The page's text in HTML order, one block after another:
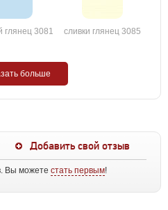
глянец 3081 сливки глянец 3085
больше
Добавить свой отзыв
Вы можете стать первым!